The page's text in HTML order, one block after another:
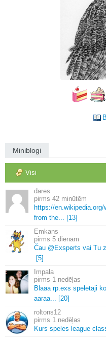
Miniblogi
Visi
dares
42 minūtēm
https://en. wikipedia. org/
from the.
[13]
Emkans
5 dienām
Čau @Exsperts vai Tu
[5]
Impala
1 nedēļas
Blaaa rp. exs speletaji
aaraa.
[20]
roltons12
1 nedēļas
Kurs speles league